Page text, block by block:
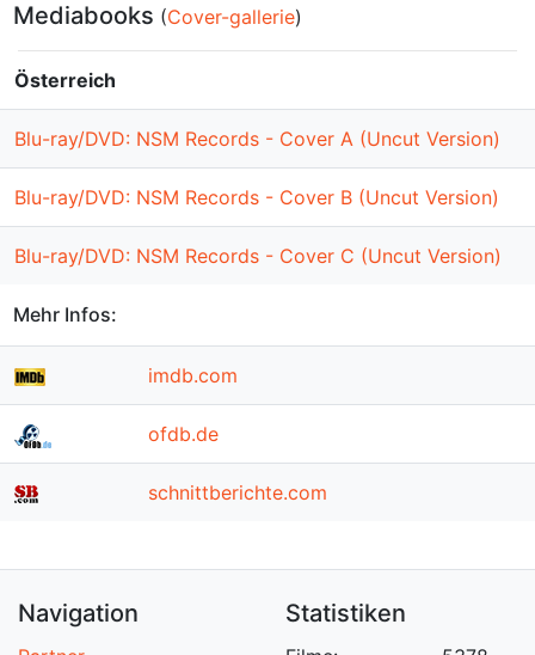
Mediabooks (Cover-gallerie)
Österreich
Blu-ray/DVD: NSM Records - Cover A (Uncut Version)
Blu-ray/DVD: NSM Records - Cover B (Uncut Version)
Blu-ray/DVD: NSM Records - Cover C (Uncut Version)
Mehr Infos:
imdb.com
ofdb.de
schnittberichte.com
Navigation Statistiken